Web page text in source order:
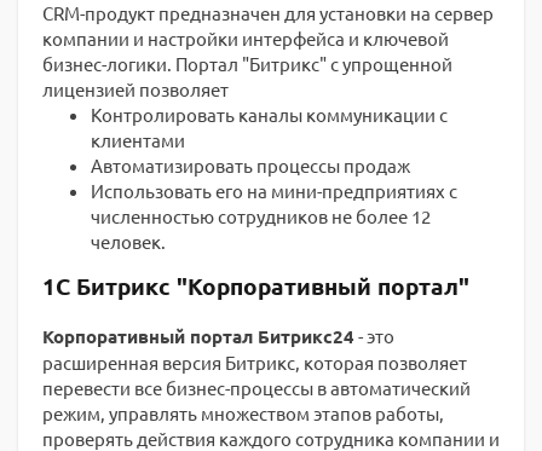
CRM-продукт предназначен для установки на сервер
компании и настройки интерфейса и ключевой
бизнес-логики. Портал "Битрикс" с упрощенной
лицензией позволяет
Контролировать каналы коммуникации с
клиентами
Автоматизировать процессы продаж
Использовать его на мини-предприятиях с
численностью сотрудников не более 12
человек.
1С Битрикс "Корпоративный портал"
Корпоративный портал Битрикс24 - это
расширенная версия Битрикс, которая позволяет
перевести все бизнес-процессы в автоматический
режим, управлять множеством этапов работы,
проверять действия каждого сотрудника компании и